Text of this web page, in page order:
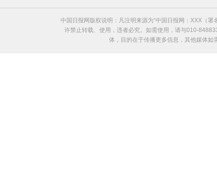
中国日报网版权说明：凡注明来源为“中国日报网：XXX（
许禁止转载、使用，违者必究。如需使用，请与010-
体，目的在于传播更多信息，其他媒体